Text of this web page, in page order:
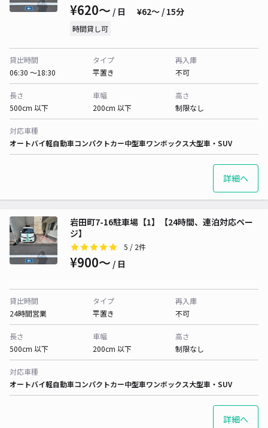
¥620〜 / 日 ¥62〜 / 15分
時間貸し可
貸出時間
06:30 〜18:30
タイプ
平置き
再入庫
不可
長さ
500cm 以下
車幅
200cm 以下
高さ
制限なし
対応車種
オートバイ軽自動車コンパクトカー中型車ワンボックス大型車・SUV
詳細へ
岩田町7-16駐車場【1】【24時間、連泊対応ペー
ジ】
5 / 2件
¥900〜 / 日
貸出時間
24時間営業
タイプ
平置き
再入庫
不可
長さ
500cm 以下
車幅
200cm 以下
高さ
制限なし
対応車種
オートバイ軽自動車コンパクトカー中型車ワンボックス大型車・SUV
詳細へ